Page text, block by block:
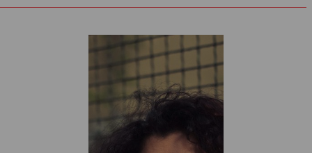
Kultur). Zuletzt Aufenthaltsstipendium für ‚Poetronische
Studien‘ in Madrid (Kooperation Matadero Madrid
u. Goethe-Institut Madrid) und Zusammenarbeit mit der
Poetry Slam Szene Madagaskar.